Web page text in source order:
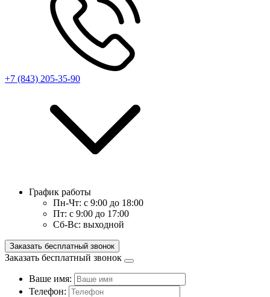
+7 (843) 205-35-90
График работы
Пн-Чт: с 9:00 до 18:00
Пт: с 9:00 до 17:00
Сб-Вс: выходной
Заказать бесплатный звонок
Заказать бесплатный звонок
Ваше имя:
Телефон: